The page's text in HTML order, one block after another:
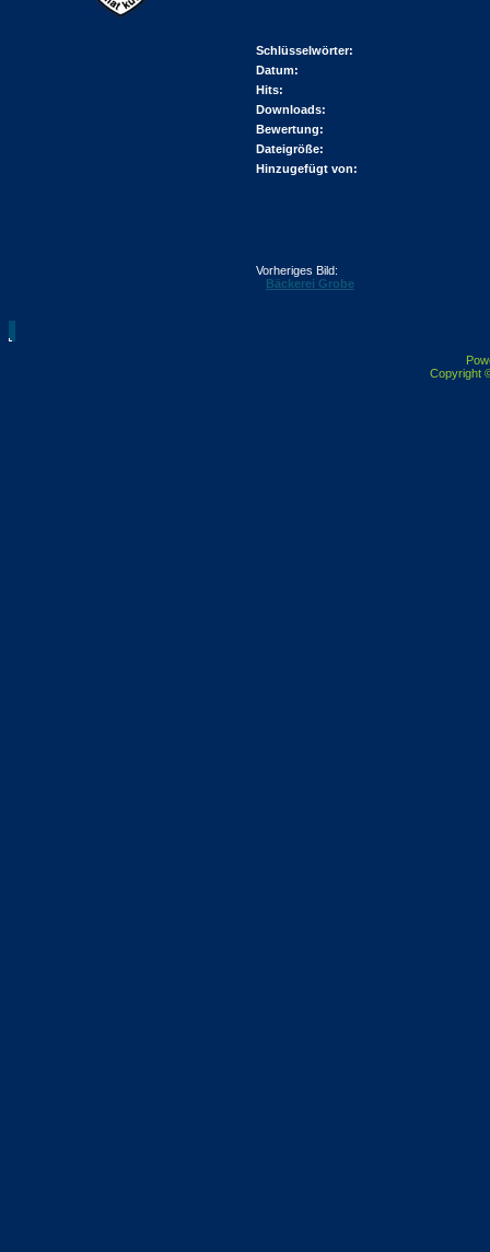
Schlüsselwörter:
Datum:
Hits:
Downloads:
Bewertung:
Dateigröße:
Hinzugefügt von:
Vorheriges Bild:
Bäckerei Grobe
Copyright